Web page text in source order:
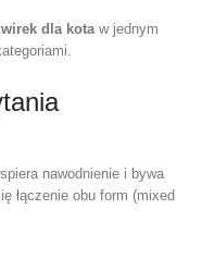
dla kotaw jednym
nawodnienie i bywa
łączenie obu form (mixed